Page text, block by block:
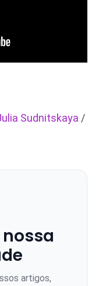
Sudnitskaya /
artigos,